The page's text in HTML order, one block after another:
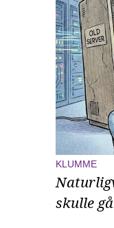
KLUMME
skulle